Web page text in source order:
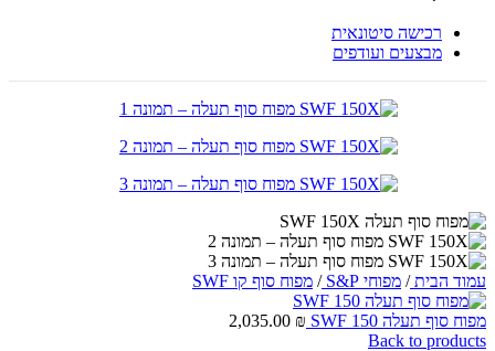
רכישה סיטונאית
מבצעים ועודפים
עמוד הבית/ מפוחי S&P / מפוח סוף קו SWF
מפוח סוף תעלה SWF 150 2,035.00 ₪
Back to products